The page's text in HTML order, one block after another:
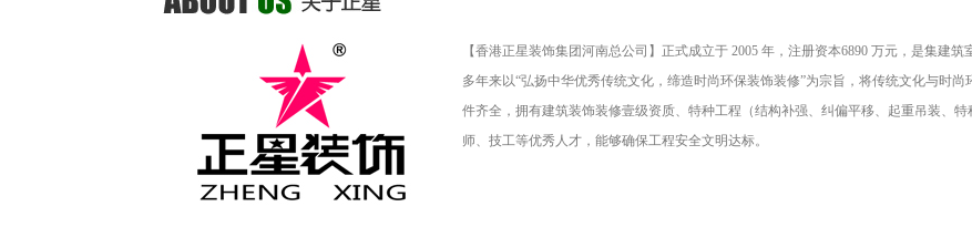
【香港正星装饰集团河南总公司】正式成立于 2005 年，注册资本6890 万元，是集建
多年来以“弘扬中华优秀传统文化，缔造时尚环保装饰装修”为宗旨，将传统文化与时
件齐全，拥有建筑装饰装修壹级资质、特种工程（结构补强、纠偏平移、起重吊装、
师、技工等优秀人才，能够确保工程安全文明达标。